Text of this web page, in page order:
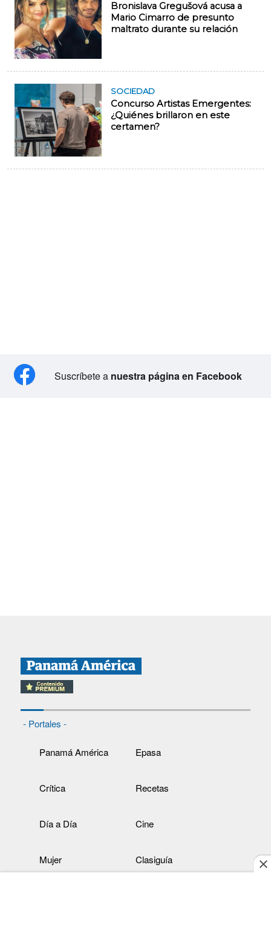
Bronislava Gregušová acusa a
Mario Cimarro de presunto
maltrato durante su relación
SOCIEDAD
Concurso Artistas Emergentes:
¿Quiénes brillaron en este
certamen?
Suscríbete a nuestra página en Facebook
- Portales -
Panamá América Epasa
Crítica Recetas
Día a Día Cine
Mujer Clasiguía